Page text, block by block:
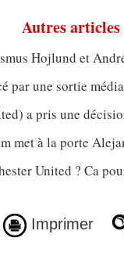
Autres articles
Hojlund et
par une sortie
a pris une
met à la porte
United ? Ca
Imprimer